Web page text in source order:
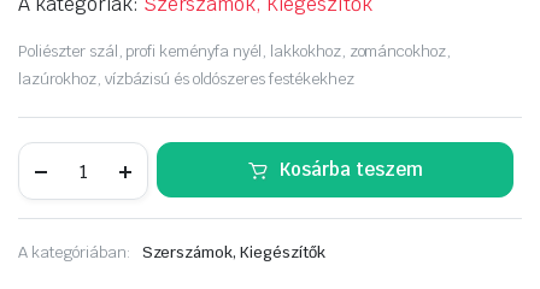
Poliészter szál, profi keményfa nyél, lakkokhoz, zománcokhoz,
lazúrokhoz, vízbázisú és oldószeres festékekhez
Regal
2"
Kosárba teszem
A kategóriában: Szerszámok, Kiegészítők